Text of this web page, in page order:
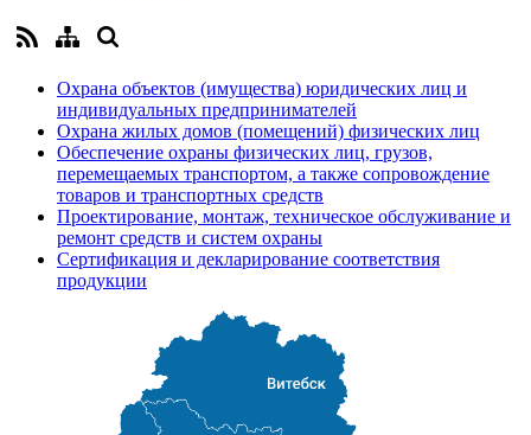
Охрана объектов (имущества) юридических лиц и
индивидуальных предпринимателей
Охрана жилых домов (помещений) физических лиц
Обеспечение охраны физических лиц, грузов,
перемещаемых транспортом, а также сопровождение
товаров и транспортных средств
Проектирование, монтаж, техническое обслуживание и
ремонт средств и систем охраны
Сертификация и декларирование соответствия
продукции